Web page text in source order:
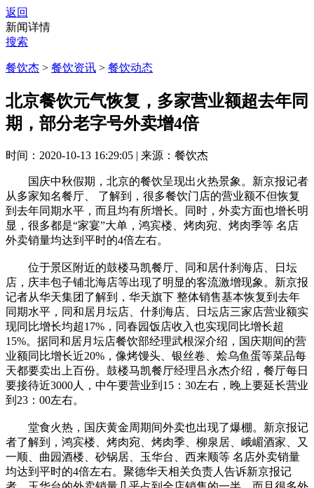
返回
新闻详情
搜索
餐饮杰 > 餐饮资讯 > 餐饮动态
北京餐饮元气恢复，多家营业额超去年同
期，部分老字号外卖增4倍
时间：2020-10-13 16:29:05 | 来源：餐饮杰
国庆中秋假期，北京的餐饮呈现出火热景象。新京报记者
从多家知名餐厅、 了解到，很多餐饮门店的营业额不但恢复
到去年同期水平，而且均有所增长。同时，外卖方面也增长明
显，很多都是“家宴”大单，鸿宾楼、烤肉宛、烤肉季等 名店
外卖销量均达到平时的4倍左右。
位于景区附近的鼓楼马凯餐厅、同和居什刹海店、日坛
店，庆丰包子铺北海店等出现了明显的客流激增现象。新京报
记者从华天集团了解到，华天旗下 整体销售基本恢复到去年
同期水平，同和居月坛店、什刹海店、日坛店三家店营业额实
现同比增长均超17%，同春园饭店收入也实现同比增长超
15%。据同和居月坛店餐饮部经理武根深介绍，国庆期间的营
业额同比增长近20%，像烤馒头、银丝卷、烩乌鱼蛋等菜品每
天都要卖出上百份。鼓楼马凯餐厅经理吕永杰介绍，餐厅每日
要接待近3000人，中午要营业到15：30左右，晚上要延长营业
到23：00左右。
堂食火热，国庆黄金周期间外卖也出现了爆棚。新京报记
者了解到，鸿宾楼、烤肉宛、烤肉季、柳泉居、峨嵋酒家、又
一顺、曲园酒楼、砂锅居、玉华台、西来顺等 名店外卖销量
均达到平时的4倍左右。聚德华天相关负责人告诉新京报记